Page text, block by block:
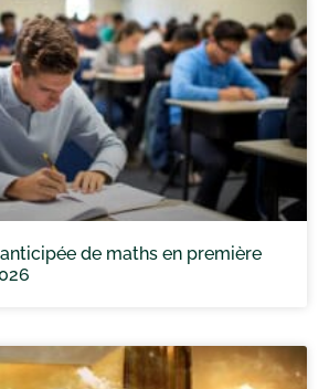
de maths en première